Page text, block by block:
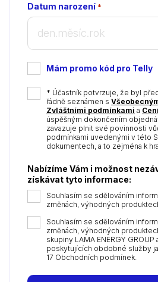
Datum narození *
DD
dot
MM
dot
YYYY
Mám promo kód pro Telly
* Účastník potvrzuje, že byl
řádně seznámen s
Zvláštními podmínkami a
úspěšným dokončením
zavazuje plnit své povinnosti
podmínkami uvedenými v této
dokumentech, a to zejména k
Nabízíme Vám i možnost
získávat tyto informace:
Souhlasím se sdělováním
změnách, výhodných
Souhlasím se sdělováním
změnách, výhodných
skupiny LAMA ENERGY GROUP
poskytujících obdobné služby
17 Obchodních podmínek.